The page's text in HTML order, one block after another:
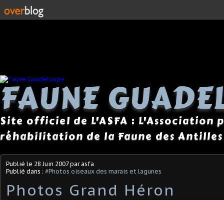
FAUNE
Site officiel de L'ASFA : L'Association
réhabilitation de la Faune des Antilles
Publié le 28 Juin 2007par asfa
Publié dans : #Photos oiseaux des marais et lagunes
Photos Grand Héron